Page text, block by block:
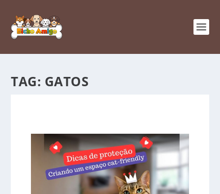
TAG: GATOS